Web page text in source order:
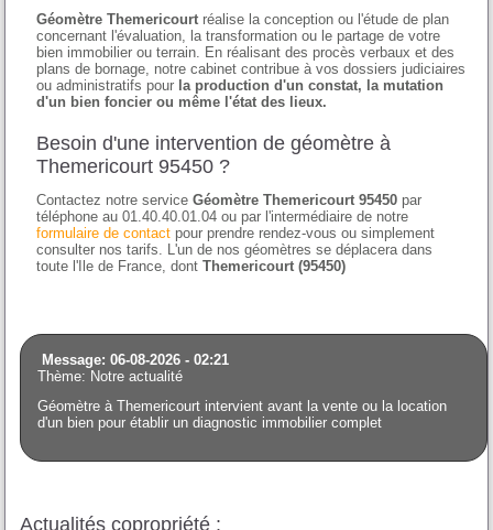
Géomètre Themericourt réalise la conception ou l'étude de plan
concernant l'évaluation, la transformation ou le partage de votre
bien immobilier ou terrain. En réalisant des procès verbaux et des
plans de bornage, notre cabinet contribue à vos dossiers judiciaires
ou administratifs pour la production d'un constat, la mutation
d'un bien foncier ou même l'état des lieux.
Besoin d'une intervention de géomètre à
Themericourt 95450 ?
Contactez notre serviceGéomètre Themericourt 95450 par
téléphone au 01.40.40.01.04 ou par l'intermédiaire de notre
formulaire de contact pour prendre rendez-vous ou simplement
consulter nos tarifs. L'un de nos géomètres se déplacera dans
toute l'Ile de France, dontThemericourt (95450)
Message: 06-08-2026 - 02:21
Thème: Notre actualité
Géomètre à Themericourt intervient avant la vente ou la location
d'un bien pour établir un diagnostic immobilier complet
Actualités copropriété :